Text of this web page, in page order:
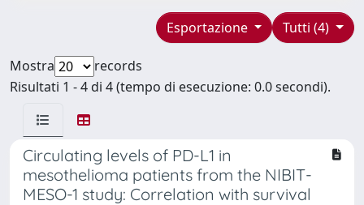
Tutti (4)
Esportazione
Mostra
records
Risultati 1 - 4 di 4 (tempo di esecuzione: 0.0 secondi).
Circulating levels of PD-L1 in
mesothelioma patients from the NIBIT-
MESO-1 study: Correlation with survival